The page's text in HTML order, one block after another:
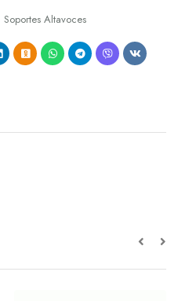
Soportes Altavoces